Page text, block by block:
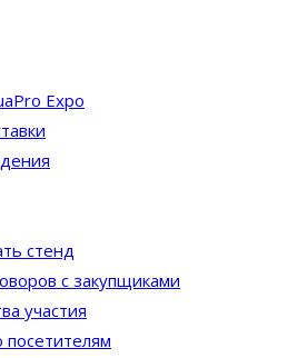
Expo
стенд
с закупщиками
участия
посетителям